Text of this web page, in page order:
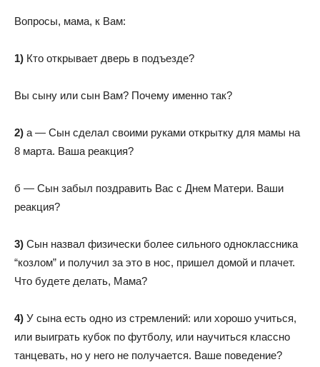
Вопросы, мама, к Вам:
1) Кто открывает дверь в подъезде?
Вы сыну или сын Вам? Почему именно так?
2) а — Сын сделал своими руками открытку для мамы на
8 марта. Ваша реакция?
б — Сын забыл поздравить Вас с Днем Матери. Ваши
реакция?
3) Сын назвал физически более сильного одноклассника
“козлом” и получил за это в нос, пришел домой и плачет.
Что будете делать, Мама?
4) У сына есть одно из стремлений: или хорошо учиться,
или выиграть кубок по футболу, или научиться классно
танцевать, но у него не получается. Ваше поведение?